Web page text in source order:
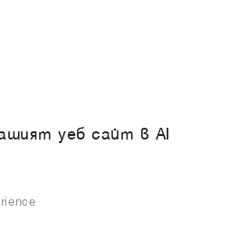
уеб сайт в AI